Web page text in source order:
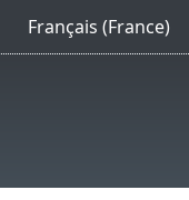
Français (France)